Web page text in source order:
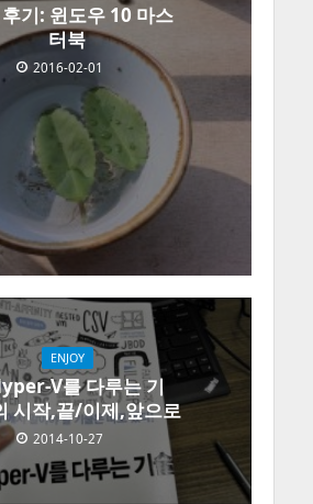
기: 윈도우 10 마스
터북
2016-02-01
ENJOY
V를 다루는 기
시작,끝/이제,앞으로
2014-10-27